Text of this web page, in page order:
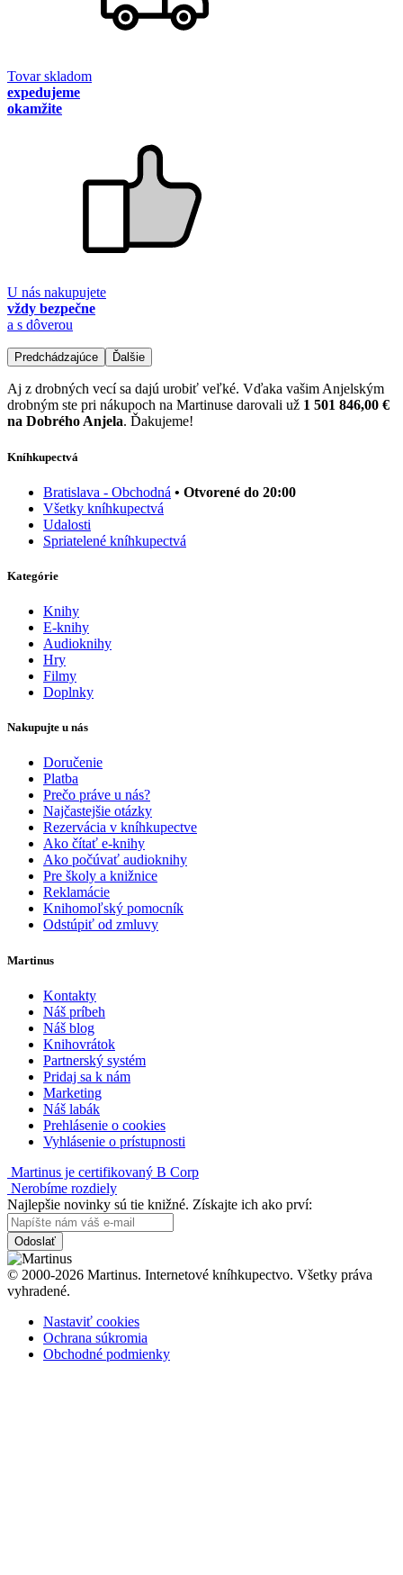
Tovar skladom
expedujeme
okamžite
U nás nakupujete
vždy bezpečne
a s dôverou
Predchádzajúce Ďalšie
Aj z drobných vecí sa dajú urobiť veľké. Vďaka vašim Anjelským
drobným ste pri nákupoch na Martinuse darovali už 1 501 846,00 €
na Dobrého Anjela. Ďakujeme!
Kníhkupectvá
Bratislava - Obchodná • Otvorené do 20:00
Všetky kníhkupectvá
Udalosti
Spriatelené kníhkupectvá
Kategórie
Knihy
E-knihy
Audioknihy
Hry
Filmy
Doplnky
Nakupujte u nás
Doručenie
Platba
Prečo práve u nás?
Najčastejšie otázky
Rezervácia v kníhkupectve
Ako čítať e-knihy
Ako počúvať audioknihy
Pre školy a knižnice
Reklamácie
Knihomoľský pomocník
Odstúpiť od zmluvy
Martinus
Kontakty
Náš príbeh
Náš blog
Knihovrátok
Partnerský systém
Pridaj sa k nám
Marketing
Náš labák
Prehlásenie o cookies
Vyhlásenie o prístupnosti
Martinus je certifikovaný B Corp
Nerobíme rozdiely
Najlepšie novinky sú tie knižné. Získajte ich ako prví:
Odoslať
© 2000-2026 Martinus. Internetové kníhkupectvo. Všetky práva
vyhradené.
Nastaviť cookies
Ochrana súkromia
Obchodné podmienky